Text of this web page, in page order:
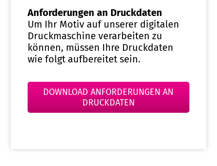
Anforderungen an Druckdaten
Um Ihr Motiv auf unserer digitalen
Druckmaschine verarbeiten zu
können, müssen Ihre Druckdaten
wie folgt aufbereitet sein.
DOWNLOAD ANFORDERUNGEN AN
DRUCKDATEN